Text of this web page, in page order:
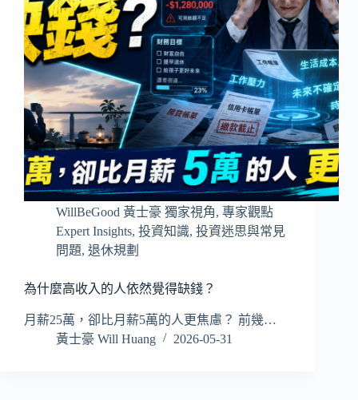
WillBeGood 黃士豪 獨家視角, 專家觀點
Expert Insights, 投資知識, 投資迷思與常見
問題, 退休規劃
為什麼高收入的人依然覺得缺錢？
月薪25萬，卻比月薪5萬的人更焦慮？ 前幾…
黃士豪 Will Huang
2026-05-31